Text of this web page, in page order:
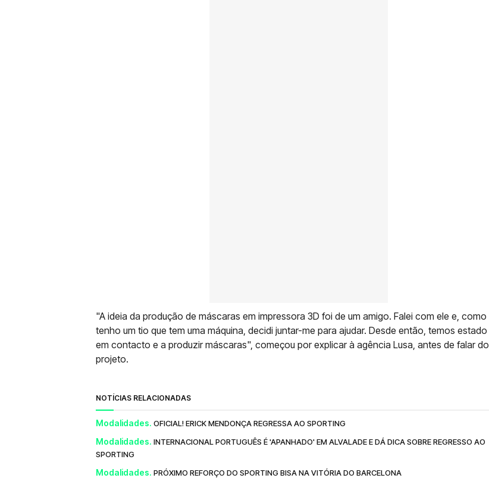
"A ideia da produção de máscaras em impressora 3D foi de um amigo. Falei com ele e, como
tenho um tio que tem uma máquina, decidi juntar-me para ajudar. Desde então, temos estado
em contacto e a produzir máscaras", começou por explicar à agência Lusa, antes de falar do
projeto.
NOTÍCIAS RELACIONADAS
Modalidades. OFICIAL! ERICK MENDONÇA REGRESSA AO SPORTING
Modalidades. INTERNACIONAL PORTUGUÊS É 'APANHADO' EM ALVALADE E DÁ DICA SOBRE REGRESSO AO
SPORTING
Modalidades. PRÓXIMO REFORÇO DO SPORTING BISA NA VITÓRIA DO BARCELONA